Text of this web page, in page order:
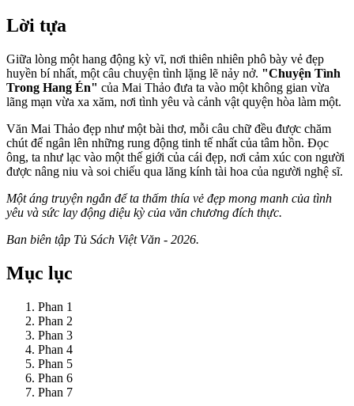
Lời tựa
Giữa lòng một hang động kỳ vĩ, nơi thiên nhiên phô bày vẻ đẹp
huyền bí nhất, một câu chuyện tình lặng lẽ nảy nở. "Chuyện Tình
Trong Hang Én" của Mai Thảo đưa ta vào một không gian vừa
lãng mạn vừa xa xăm, nơi tình yêu và cảnh vật quyện hòa làm một.
Văn Mai Thảo đẹp như một bài thơ, mỗi câu chữ đều được chăm
chút để ngân lên những rung động tinh tế nhất của tâm hồn. Đọc
ông, ta như lạc vào một thế giới của cái đẹp, nơi cảm xúc con người
được nâng niu và soi chiếu qua lăng kính tài hoa của người nghệ sĩ.
Một áng truyện ngắn để ta thấm thía vẻ đẹp mong manh của tình
yêu và sức lay động diệu kỳ của văn chương đích thực.
Ban biên tập Tủ Sách Việt Văn - 2026.
Mục lục
Phan 1
Phan 2
Phan 3
Phan 4
Phan 5
Phan 6
Phan 7